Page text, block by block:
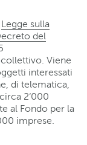
Legge sulla
del
Viene
interessati
di telematica,
2‘000
al Fondo per la
imprese.